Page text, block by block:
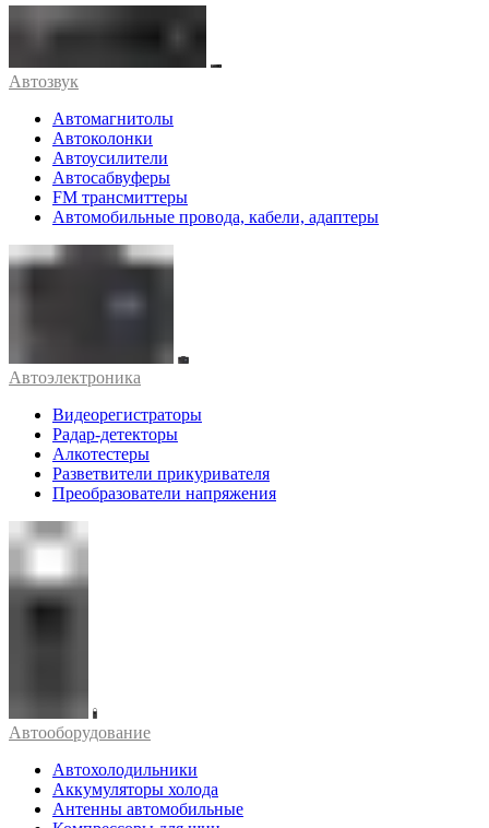
Автозвук
Автомагнитолы
Автоколонки
Автоусилители
Автосабвуферы
FM трансмиттеры
Автомобильные провода, кабели, адаптеры
Автоэлектроника
Видеорегистраторы
Радар-детекторы
Алкотестеры
Разветвители прикуривателя
Преобразователи напряжения
Автооборудование
Автохолодильники
Аккумуляторы холода
Антенны автомобильные